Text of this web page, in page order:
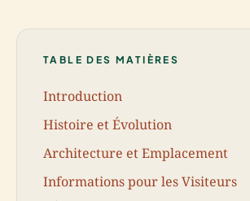
TABLE DES MATIÈRES
Introduction
Histoire et Évolution
Architecture et Emplacement
Informations pour les Visiteurs